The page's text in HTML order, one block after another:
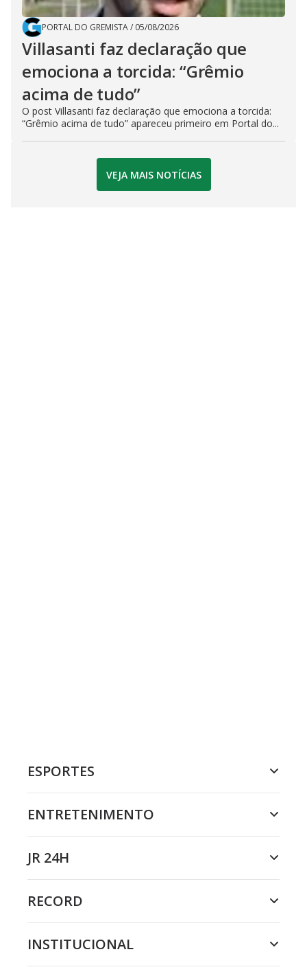
PORTAL DO GREMISTA/ 05/08/2026
Villasanti faz declaração que
emociona a torcida: “Grêmio
acima de tudo”
O post Villasanti faz declaração que emociona a torcida:
“Grêmio acima de tudo” apareceu primeiro em Portal do...
VEJA MAIS NOTÍCIAS
ESPORTES
ENTRETENIMENTO
JR 24H
RECORD
INSTITUCIONAL